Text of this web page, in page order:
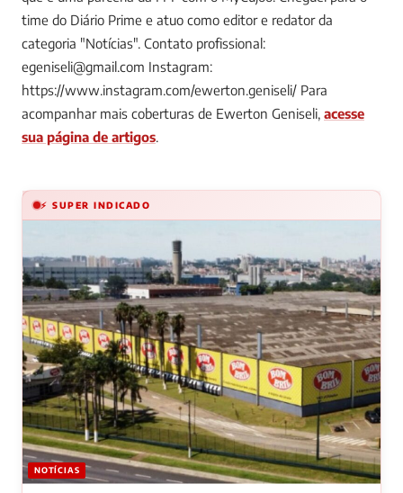
time do Diário Prime e atuo como editor e redator da
categoria "Notícias". Contato profissional:
egeniseli@gmail.com Instagram:
https://www.instagram.com/ewerton.geniseli/ Para
acompanhar mais coberturas de Ewerton Geniseli, acesse
sua página de artigos.
⚡ SUPER INDICADO
NOTÍCIAS